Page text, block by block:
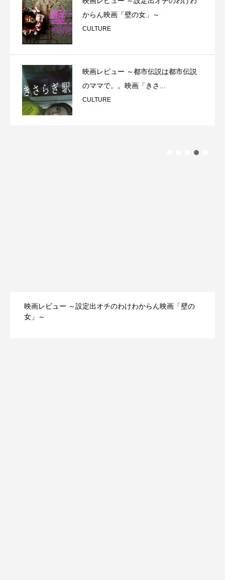
からん映画「壁の女」～
CULTURE
映画レビュー ～都市伝説は都市伝説
のママで。。映画「きさ...
CULTURE
映画レビュー ～設定出オチのわけわからん映画「壁の
女」～